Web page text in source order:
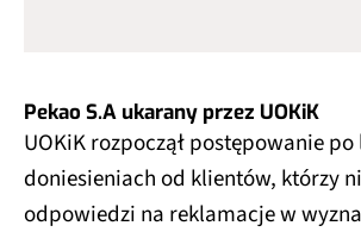
Pekao S.A ukarany przez UOKiK
UOKiK rozpoczął postępowanie
doniesieniach od klientów, którzy
odpowiedzi na reklamacje w